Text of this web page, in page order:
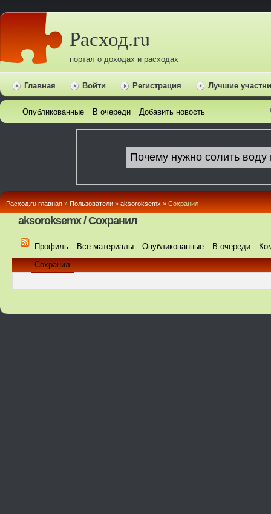
Расход.ru
портал о доходах и расходах
Главная Войти Регистрация Лучшие
Опубликованные В очереди Добавить новость
Расход.ru главная » Пользователи » aksoroksemx » Сохранил
aksoroksemx / Сохранил
Профиль Все материалы Опубликованные В очереди
Сохранил